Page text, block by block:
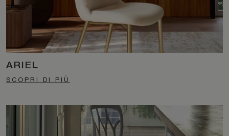
ARIEL
SCOPRI DI PIÙ